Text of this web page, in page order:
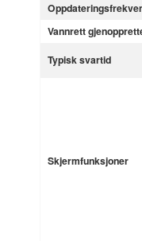
Vannrett
Typisk svartid
Skjermfunksjoner